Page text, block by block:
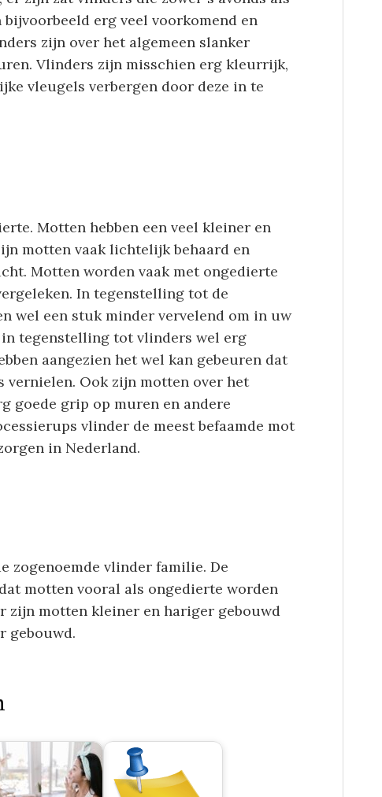
erg veel voorkomend en
zijn over het algemeen slanker
Vlinders zijn misschien erg kleurrijk,
vleugels verbergen door deze in te
Motten hebben een veel kleiner en
motten vaak lichtelijk behaard en
Motten worden vaak met ongedierte
In tegenstelling tot de
wel een stuk minder vervelend om in uw
tegenstelling tot vlinders wel erg
aangezien het wel kan gebeuren dat
vernielen. Ook zijn motten over het
goede grip op muren en andere
vlinder de meest befaamde mot
in Nederland.
zogenoemde vlinder familie. De
motten vooral als ongedierte worden
zijn motten kleiner en hariger gebouwd
gebouwd.